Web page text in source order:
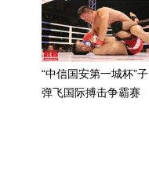
感眼神清纯
“中信国安第一城杯”子
弹飞国际搏击争霸赛